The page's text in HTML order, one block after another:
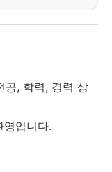
공, 학력, 경력 상
영입니다.